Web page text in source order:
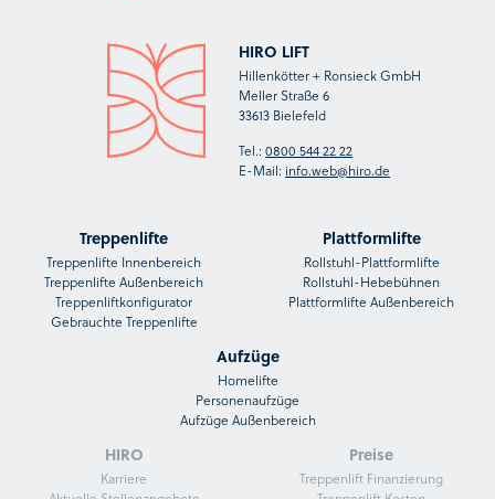
HIRO LIFT
Hillenkötter + Ronsieck GmbH
Meller Straße 6
33613 Bielefeld
Tel.:0800 544 22 22
E-Mail: info.web@hiro.de
Treppenlifte
Treppenlifte Innenbereich
Treppenlifte Außenbereich
Treppenliftkonfigurator
Gebrauchte Treppenlifte
Plattformlifte
Rollstuhl-Plattformlifte
Rollstuhl-Hebebühnen
Plattformlifte Außenbereich
Aufzüge
Homelifte
Personenaufzüge
Aufzüge Außenbereich
HIRO
Karriere
Preise
Treppenlift Finanzierung